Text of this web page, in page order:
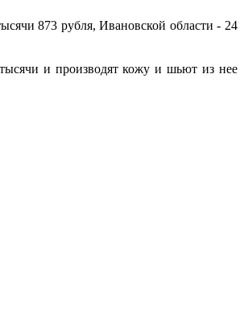
873 рубля, Ивановской области - 24
и производят кожу и шьют из нее